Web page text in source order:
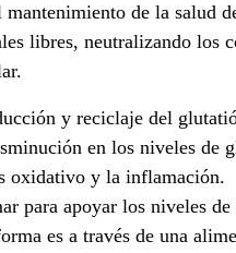
de la salud
libres, neutralizando los
y reciclaje del
en los niveles de
oxidativo y la inflamación.
para apoyar los niveles
es a través de una